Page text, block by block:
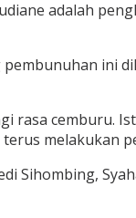
adalah
ini
rasa cemburu.
melakukan
Sihombing,